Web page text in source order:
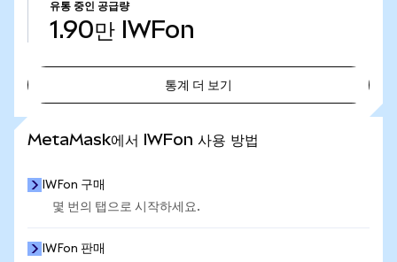
유통 중인 공급량
1.90만 IWFon
통계 더 보기
MetaMask에서 IWFon 사용 방법
IWFon 구매
몇 번의 탭으로 시작하세요.
IWFon 판매